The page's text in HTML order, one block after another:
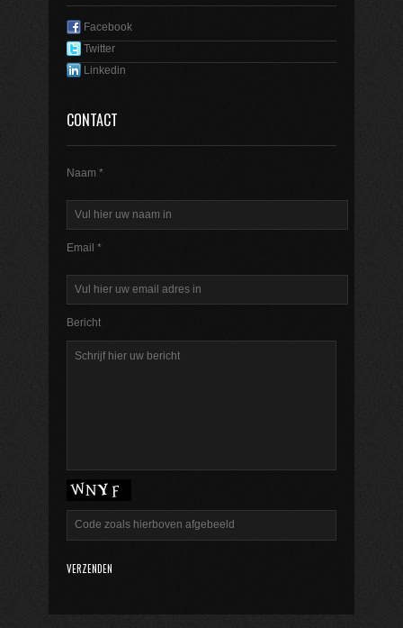
Facebook
Twitter
Linkedin
CONTACT
Naam *
Email *
Bericht